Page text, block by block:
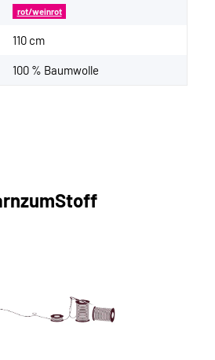
rot/weinrot
110 cm
100 % Baumwolle